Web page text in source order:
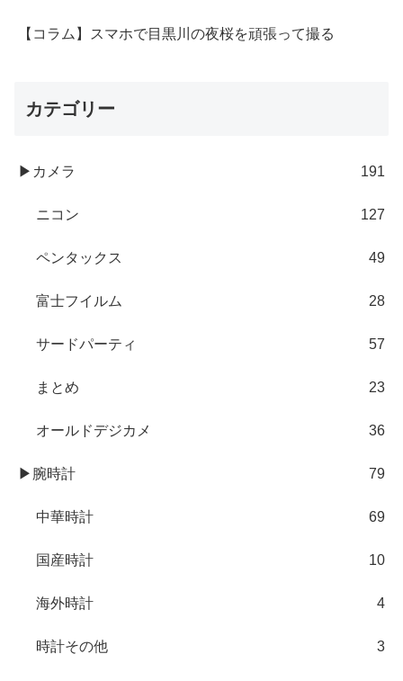
【コラム】スマホで目黒川の夜桜を頑張って撮る
カテゴリー
▶カメラ 191
ニコン 127
ペンタックス 49
富士フイルム 28
サードパーティ 57
まとめ 23
オールドデジカメ 36
▶腕時計 79
中華時計 69
国産時計 10
海外時計 4
時計その他 3